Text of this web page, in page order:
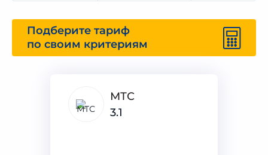
Подберите тариф
по своим критериям
МТС
3.1